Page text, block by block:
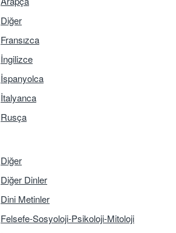
Diğer
Fransızca
İngilizce
İspanyolca
İtalyanca
Rusça
Diğer
Diğer Dinler
Dini Metinler
Felsefe-Sosyoloji-Psikoloji-Mitoloji